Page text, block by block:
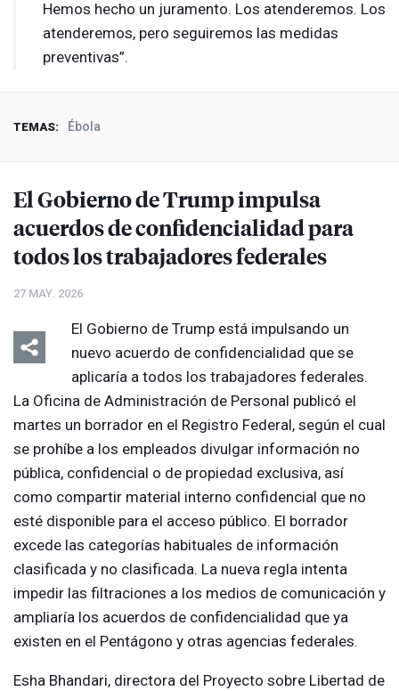
Hemos hecho un juramento. Los atenderemos. Los
atenderemos, pero seguiremos las medidas
preventivas”.
TEMAS: Ébola
El Gobierno de Trump impulsa
acuerdos de confidencialidad para
todos los trabajadores federales
27 MAY. 2026
El Gobierno de Trump está impulsando un
nuevo acuerdo de confidencialidad que se
aplicaría a todos los trabajadores federales.
La Oficina de Administración de Personal publicó el
martes un borrador en el Registro Federal, según el cual
se prohíbe a los empleados divulgar información no
pública, confidencial o de propiedad exclusiva, así
como compartir material interno confidencial que no
esté disponible para el acceso público. El borrador
excede las categorías habituales de información
clasificada y no clasificada. La nueva regla intenta
impedir las filtraciones a los medios de comunicación y
ampliaría los acuerdos de confidencialidad que ya
existen en el Pentágono y otras agencias federales.
Esha Bhandari, directora del Proyecto sobre Libertad de